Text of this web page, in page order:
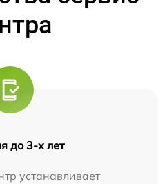
до 3-х лет
устанавливает